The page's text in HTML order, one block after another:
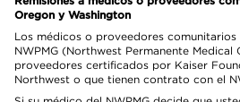
Oregon y Washington
Los médicos o proveedores
NWPMG (Northwest Permanente Medical
proveedores certificados por Kaiser
Northwest o que tienen contrato con el